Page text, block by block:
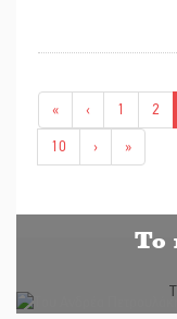
« ‹ 1 2
10
› »
Το